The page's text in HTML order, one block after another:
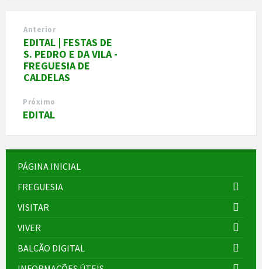
Anterior
EDITAL | FESTAS DE
S. PEDRO E DA VILA -
FREGUESIA DE
CALDELAS
Próximo
EDITAL
PÁGINA INICIAL
FREGUESIA
VISITAR
VIVER
BALCÃO DIGITAL